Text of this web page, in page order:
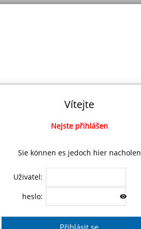
Vítejte
Nejste přihlášen
Sie können es jedoch hier nacholen
Uživatel:
heslo: